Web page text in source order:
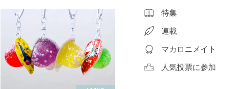
特集
連載
マカロニメイト
人気投票に参加